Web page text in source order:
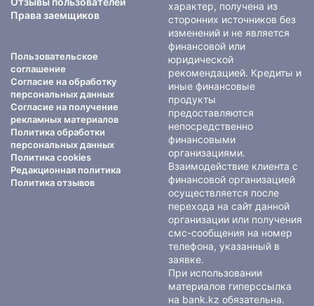
Права заемщиков
Пользовательское
соглашение
Согласие на обработку
персональных данных
Согласие на получение
рекламных материалов
Политика обработки
персональных данных
Политика cookies
Редакционная политика
Политика отзывов
характер, получена из
сторонних источников без
изменений и не является
финансовой или
юридической
рекомендацией. Кредиты и
иные финансовые
продукты
предоставляются
непосредственно
финансовыми
организациями.
Взаимодействие клиента с
финансовой организацией
осуществляется после
перехода на сайт данной
организации или получения
смс-сообщения на номер
телефона, указанный в
заявке.
При использовании
материалов гиперссылка
на bank.kz обязательна.